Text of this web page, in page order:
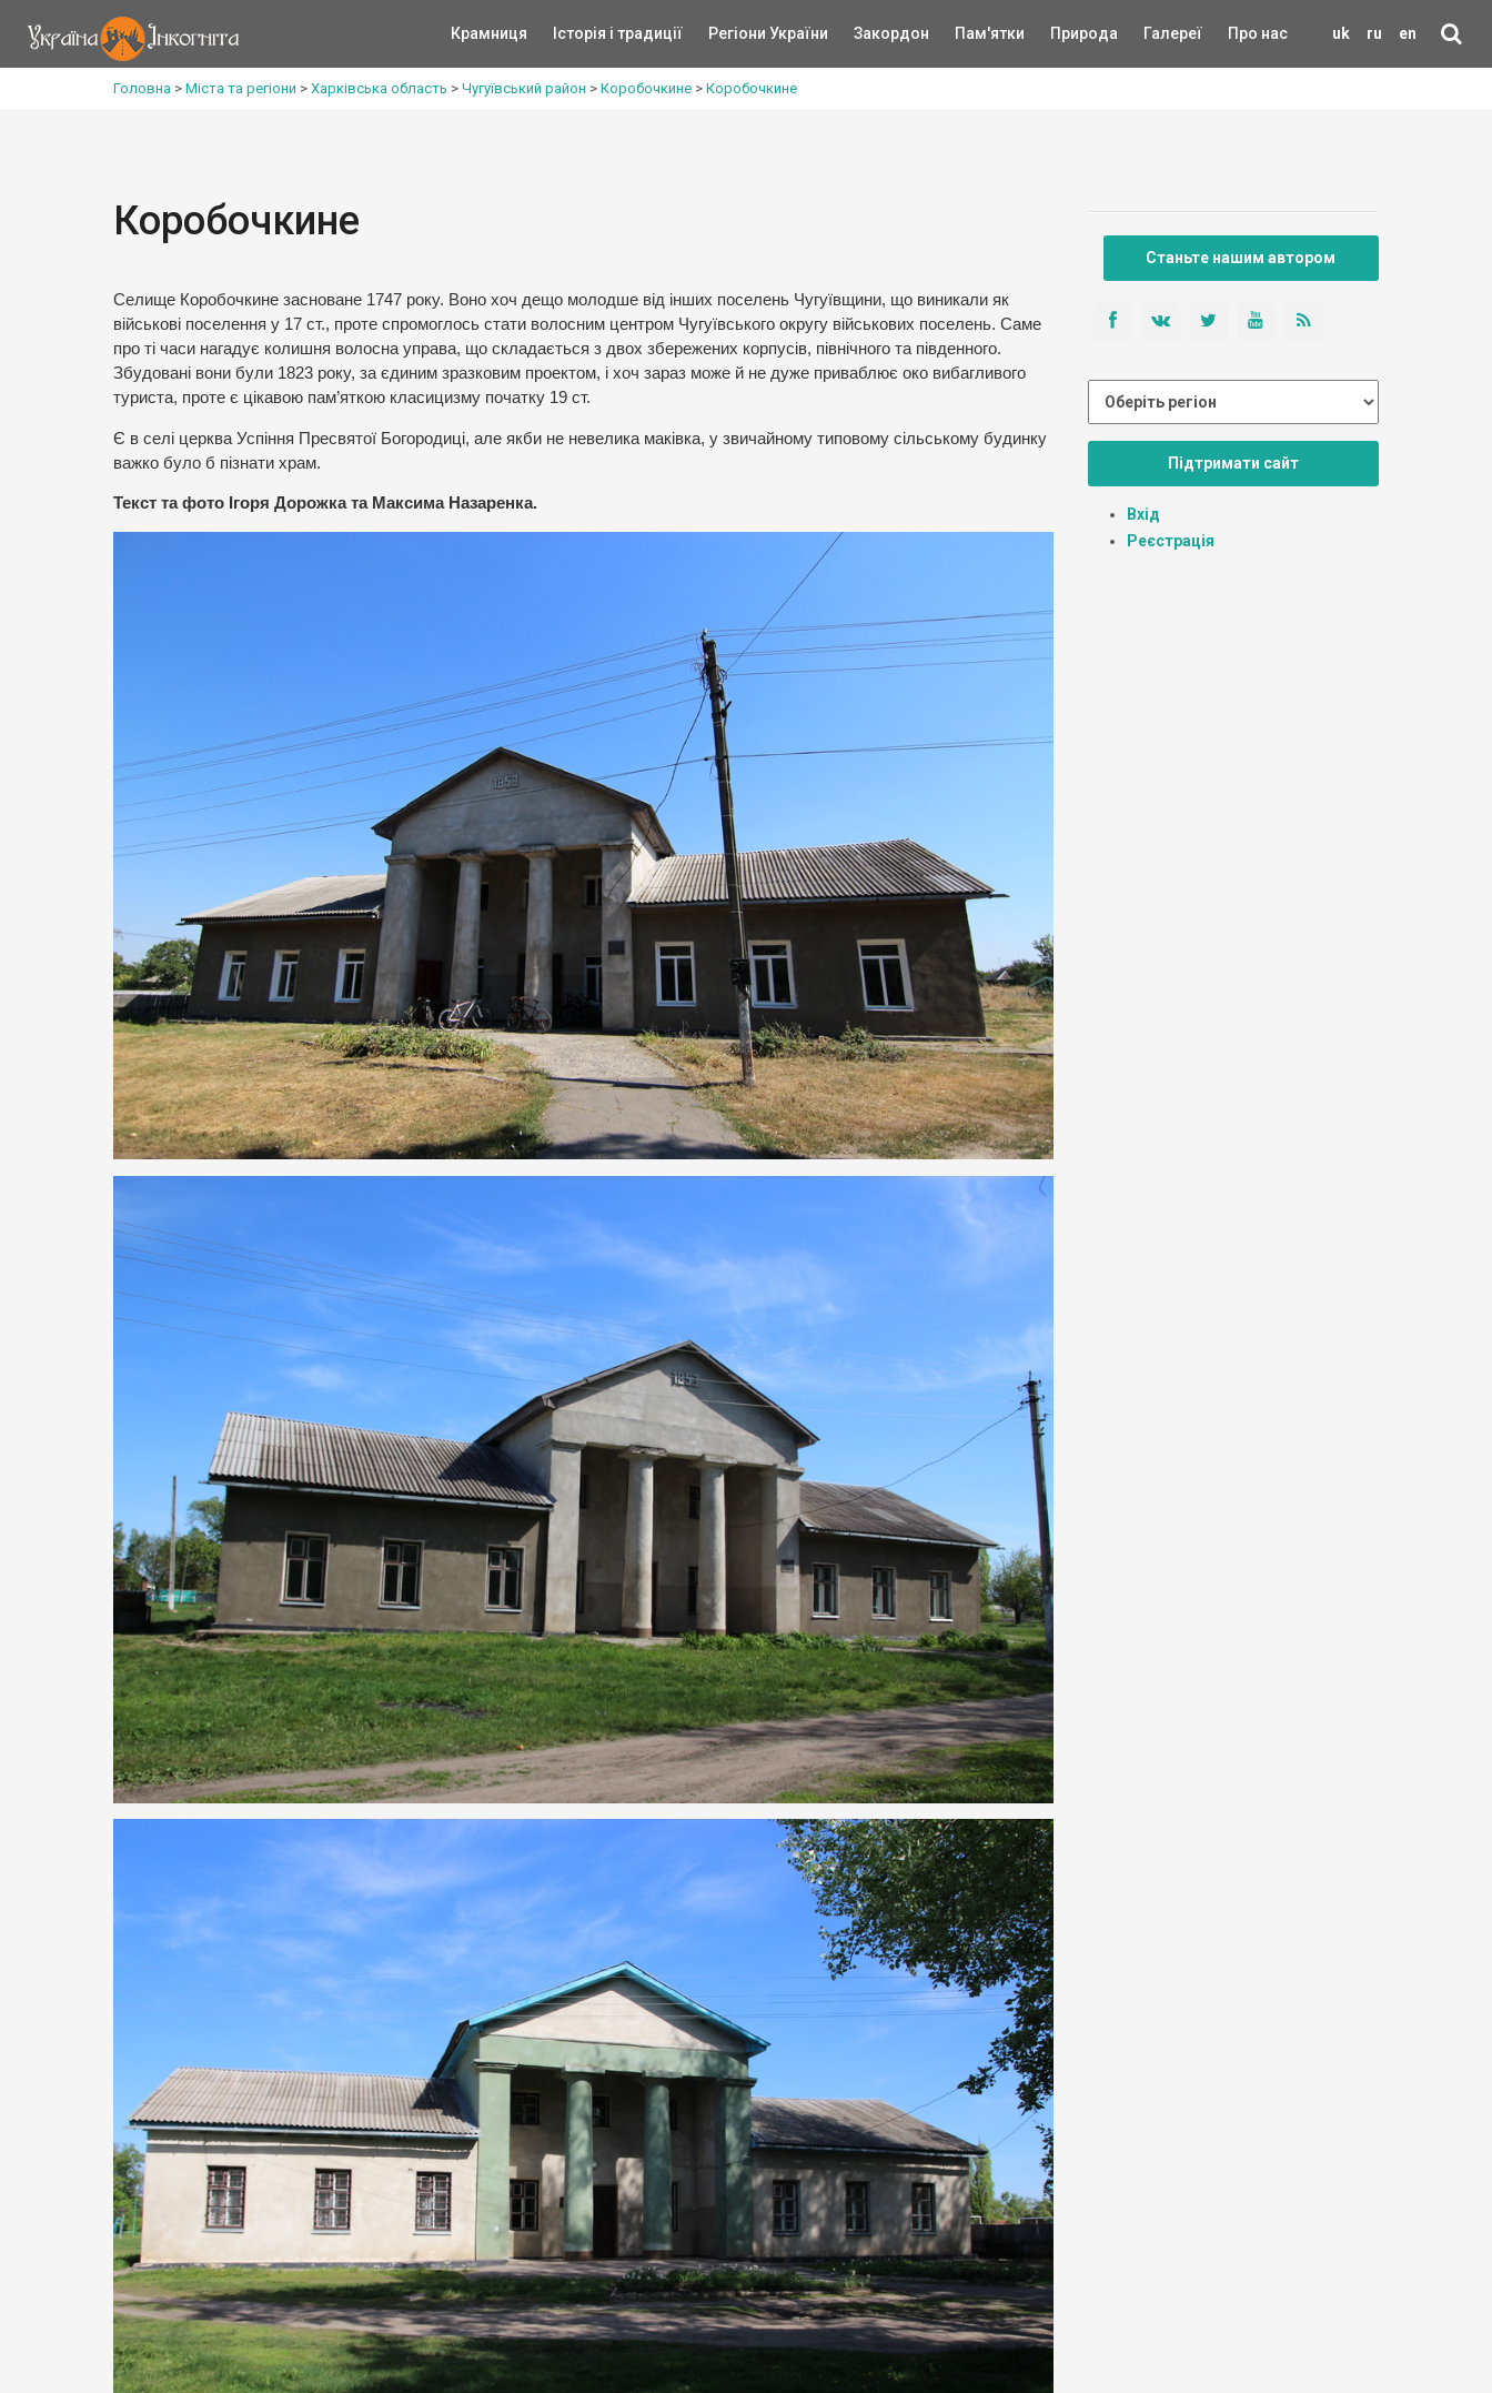
uk ru en
Крамниця Історія і традиції Регіони України Закордон Пам'ятки Природа Галереї Про нас
Головна > Міста та регіони > Харківська область > Чугуївський район > Коробочкине > Коробочкине
Коробочкине
Селище Коробочкине засноване 1747 року. Воно хоч дещо молодше від інших поселень Чугуївщини, що виникали як
військові поселення у 17 ст., проте спромоглось стати волосним центром Чугуївського округу військових поселень. Саме
про ті часи нагадує колишня волосна управа, що складається з двох збережених корпусів, північного та південного.
Збудовані вони були 1823 року, за єдиним зразковим проектом, і хоч зараз може й не дуже приваблює око вибагливого
туриста, проте є цікавою пам’яткою класицизму початку 19 ст.
Є в селі церква Успіння Пресвятої Богородиці, але якби не невелика маківка, у звичайному типовому сільському будинку
важко було б пізнати храм.
Текст та фото Ігоря Дорожка та Максима Назаренка.
Станьте нашим автором
Підтримати сайт
Вхід
Реєстрація